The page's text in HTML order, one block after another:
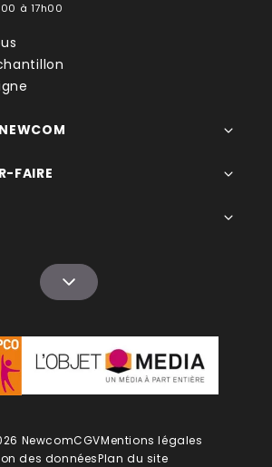
à 17h00
FAIRE
NewcomCGVMentions légales
des donnéesPlan du site